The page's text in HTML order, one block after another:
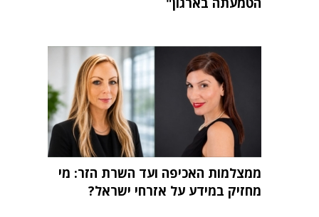
ממצלמות האכיפה ועד השרת הזר: מי
מחזיק במידע על אזרחי ישראל?